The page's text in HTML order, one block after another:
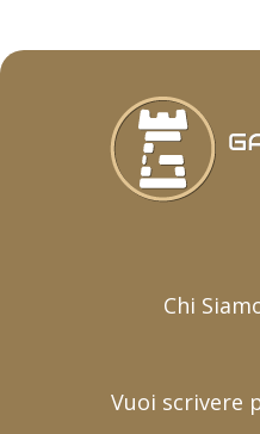
Chi
Vuoi scrivere